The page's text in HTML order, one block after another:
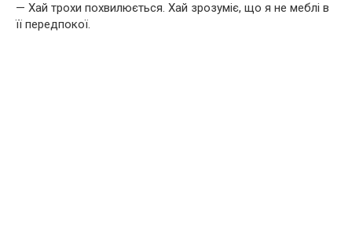
— Хай трохи похвилюється. Хай зрозуміє, що я не меблі в
її передпокої.